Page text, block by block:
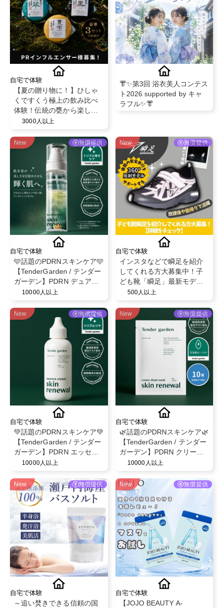
自宅で体験
【夏の贈り物に！】ひしゃ
くですくう極上の飲み比べ
体験！伝統の甕から楽しむ
フルーティーな芋焼酎「甕
3本セット」PRインフルエ
ンサー様募集！
3000人以上
👘✨第3回 浴衣美人コンテス
ト2026 supported by キャ
ラフル✨👘
New 無償提供
自宅で体験
🩵話題のPDRNスキンケア🩵
【TenderGarden / テンダー
ガーデン】PDRN デュアル
ブースト 美容液ミスト モニ
10000人以上
New 無償提供
自宅で体験
インスタなどで瞬足を紹介
してくれる方大募集中！子
ども靴「瞬足」最新モデル
を履いて投稿✨
500人以上
New 無償提供
自宅で体験
💚話題のPDRNスキンケア💚
【TenderGarden / テンダー
ガーデン】PDRN エッセン
スクリーム 80ml モニター募
10000人以上
New 無償提供
自宅で体験
🌿話題のPDRNスキンケア🌿
【TenderGarden / テンダー
ガーデン】PDRN クリーム
シートマスク 30g × 5枚 モ
10000人以上
New 無償提供
自宅で体験
～追い焚きできる信頼の国
New 無償提供
自宅で体験
【JOJO BEAUTY A-